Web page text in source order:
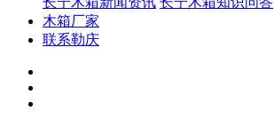
木箱厂家
联系勒庆